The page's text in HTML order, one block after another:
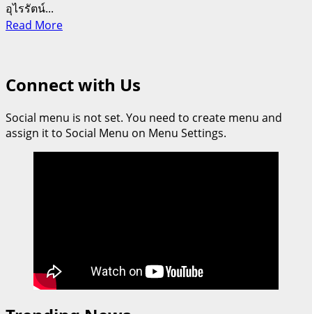
อุไรรัตน์...
Read MoreRead
International
เปิด
มุม
มอง
ทักษะ
Connect with Us
Social menu is not set. You need to create menu and
assign it to Social Menu on Menu Settings.